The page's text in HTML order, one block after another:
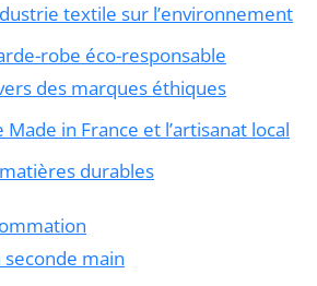
textile sur l’environnement
robe éco-responsable
des marques éthiques
Made in France et l’artisanat local
durables
main